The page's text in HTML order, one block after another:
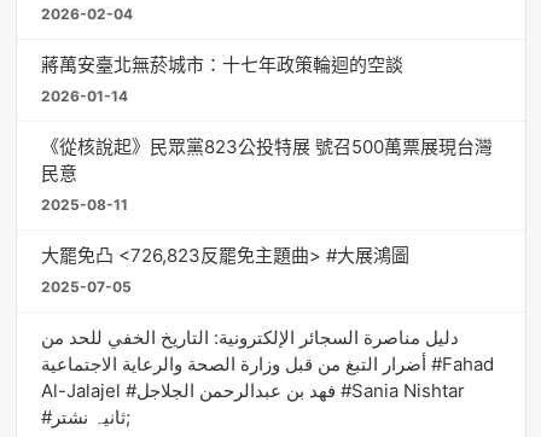
2026-02-04
蔣萬安臺北無菸城市：十七年政策輪迴的空談
2026-01-14
《從核說起》民眾黨823公投特展 號召500萬票展現台灣
民意
2025-08-11
大罷免凸 <726,823反罷免主題曲> #大展鴻圖
2025-07-05
دليل مناصرة السجائر الإلكترونية: التاريخ الخفي للحد من
أضرار التبغ من قبل وزارة الصحة والرعاية الاجتماعية #Fahad
Al-Jalajel #فهد بن عبدالرحمن الجلاجل #Sania Nishtar
#ثانیہ نشتر;